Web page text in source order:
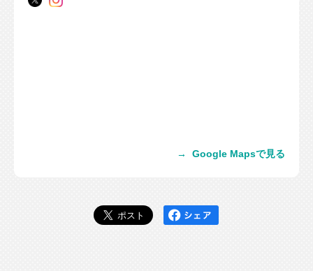
→ Google Mapsで見る